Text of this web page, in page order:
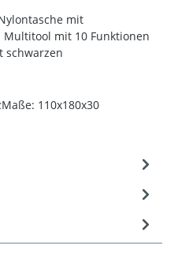
mit
mit 10 Funktionen
schwarzen
110x180x30